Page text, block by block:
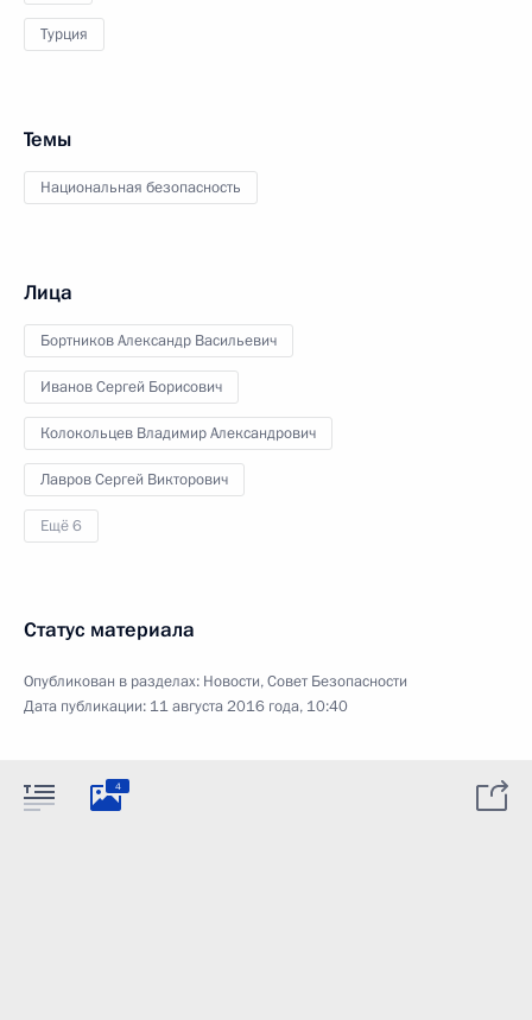
Турция
Темы
Национальная безопасность
Лица
Бортников Александр Васильевич
Иванов Сергей Борисович
Колокольцев Владимир Александрович
Лавров Сергей Викторович
Ещё 6
Статус материала
Опубликован в разделах: Новости,Совет Безопасности
Дата публикации: 11 августа 2016 года, 10:40
4